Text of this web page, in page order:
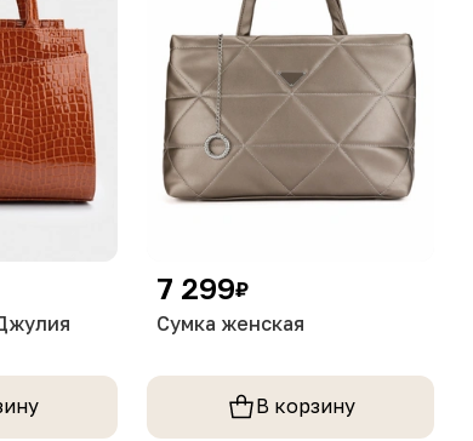
7 299₽
Сумка женская
В корзину